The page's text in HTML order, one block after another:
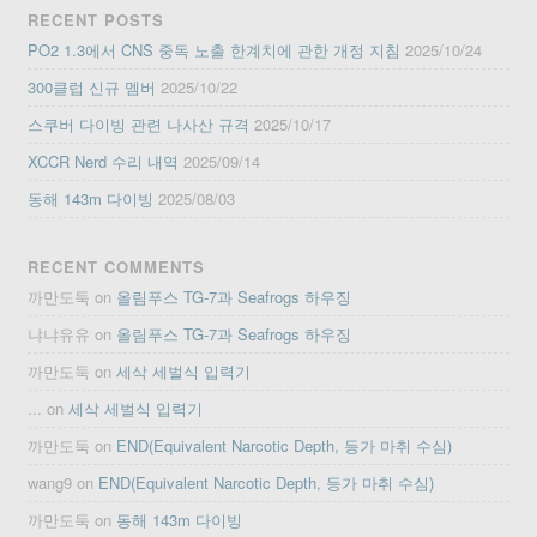
RECENT POSTS
PO2 1.3에서 CNS 중독 노출 한계치에 관한 개정 지침 2025/10/24
300클럽 신규 멤버 2025/10/22
스쿠버 다이빙 관련 나사산 규격 2025/10/17
XCCR Nerd 수리 내역 2025/09/14
동해 143m 다이빙 2025/08/03
RECENT COMMENTS
까만도둑 on 올림푸스 TG-7과 Seafrogs 하우징
냐냐유유 on 올림푸스 TG-7과 Seafrogs 하우징
까만도둑 on세삭 세벌식 입력기
... on세삭 세벌식 입력기
까만도둑 on END(Equivalent Narcotic Depth, 등가 마취 수심)
wang9 on END(Equivalent Narcotic Depth, 등가 마취 수심)
까만도둑 on 동해 143m 다이빙